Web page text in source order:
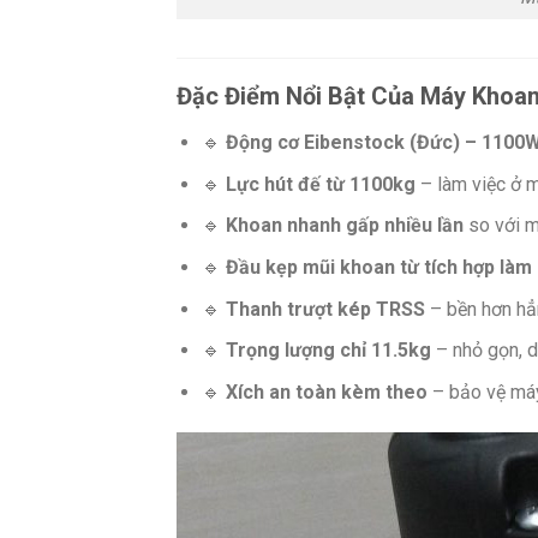
Đặc Điểm Nổi Bật Của Máy
🔹 Động cơ Eibenstock (Đức) –
🔹 Lực hút đế từ 1100kg – làm việc ở
🔹 Khoan nhanh gấp nhiều lầnso với
🔹 Đầu kẹp mũi khoan từ tích hợp
🔹 Thanh trượt kép TRSS– bền hơn
🔹 Trọng lượng chỉ 11.5kg – nhỏ gọn,
🔹 Xích an toàn kèm theo – bảo vệ